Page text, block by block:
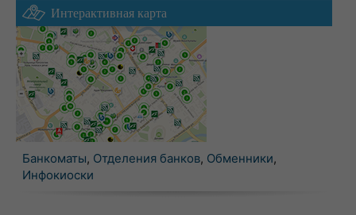
Интерактивная карта
Банкоматы, Отделения банков, Обменники,
Инфокиоски